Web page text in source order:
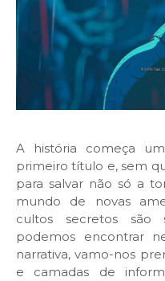
A história começa
primeiro título e, sem
para salvar não só a
mundo de novas
cultos secretos são
podemos encontrar
narrativa, vamo-nos
e camadas de